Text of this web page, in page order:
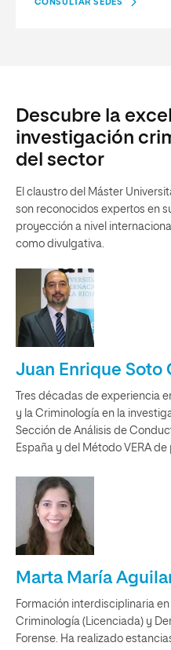
CONSULTAR SEDES
Descubre la
investigación
del sector
El claustro del Máster
son reconocidos expertos en
proyección a nivel
como divulgativa.
Juan Enrique Soto
Tres décadas de experiencia
y la Criminología en la
Sección de Análisis de
España y del Método VERA
Marta María
Formación interdisciplinaria
Criminología (Licenciada) y
Forense. Ha realizado